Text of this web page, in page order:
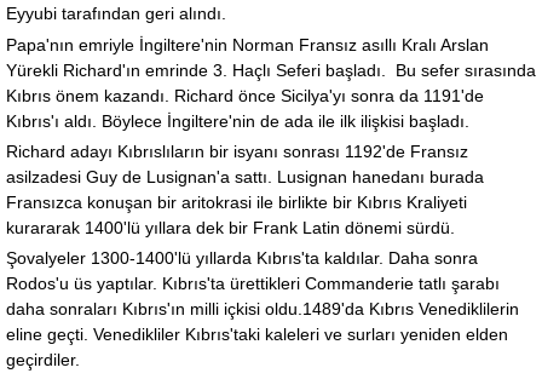
Eyyubi tarafından geri alındı.
Papa'nın emriyle İngiltere'nin Norman Fransız asıllı Kralı Arslan
Yürekli Richard'ın emrinde 3. Haçlı Seferi başladı. Bu sefer sırasında
Kıbrıs önem kazandı. Richard önce Sicilya'yı sonra da 1191'de
Kıbrıs'ı aldı. Böylece İngiltere'nin de ada ile ilk ilişkisi başladı.
Richard adayı Kıbrıslıların bir isyanı sonrası 1192'de Fransız
asilzadesi Guy de Lusignan'a sattı. Lusignan hanedanı burada
Fransızca konuşan bir aritokrasi ile birlikte bir Kıbrıs Kraliyeti
kurararak 1400'lü yıllara dek bir Frank Latin dönemi sürdü.
Şovalyeler 1300-1400'lü yıllarda Kıbrıs'ta kaldılar. Daha sonra
Rodos'u üs yaptılar. Kıbrıs'ta ürettikleri Commanderie tatlı şarabı
daha sonraları Kıbrıs'ın milli içkisi oldu.1489'da Kıbrıs Venediklilerin
eline geçti. Venedikliler Kıbrıs'taki kaleleri ve surları yeniden elden
geçirdiler.